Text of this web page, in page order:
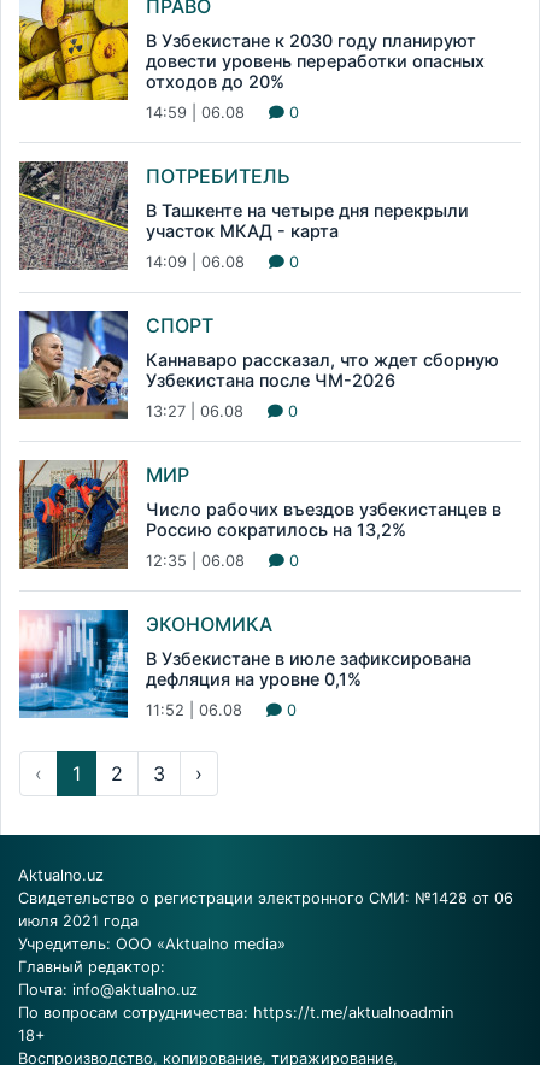
ПРАВО
В Узбекистане к 2030 году планируют
довести уровень переработки опасных
отходов до 20%
14:59 | 06.08 0
ПОТРЕБИТЕЛЬ
В Ташкенте на четыре дня перекрыли
участок МКАД - карта
14:09 | 06.08 0
СПОРТ
Каннаваро рассказал, что ждет сборную
Узбекистана после ЧМ-2026
13:27 | 06.08 0
МИР
Число рабочих въездов узбекистанцев в
Россию сократилось на 13,2%
12:35 | 06.08 0
ЭКОНОМИКА
В Узбекистане в июле зафиксирована
дефляция на уровне 0,1%
11:52 | 06.08 0
‹ 1 2 3 ›
Aktualno.uz
Свидетельство о регистрации электронного СМИ: №1428 от 06
июля 2021 года
Учредитель: ООО «Aktualno media»
Главный редактор:
Почта: info@aktualno.uz
По вопросам сотрудничества: https://t.me/aktualnoadmin
18+
Воспроизводство, копирование, тиражирование,